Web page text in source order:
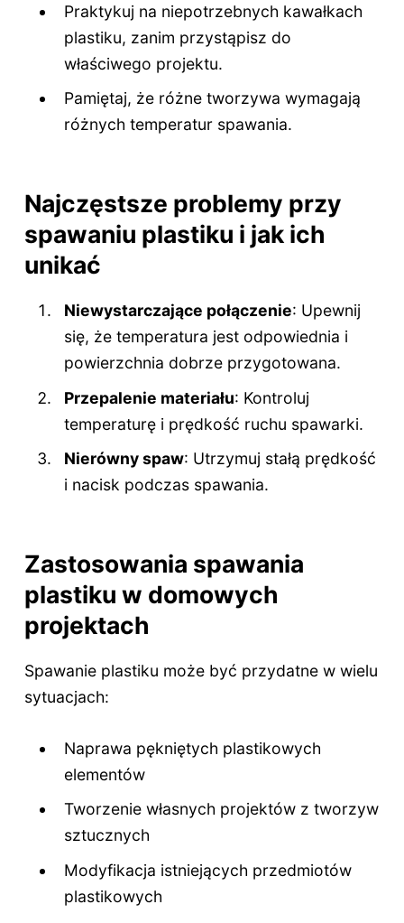
Praktykuj na niepotrzebnych kawałkach
plastiku, zanim przystąpisz do
właściwego projektu.
Pamiętaj, że różne tworzywa wymagają
różnych temperatur spawania.
Najczęstsze problemy przy
spawaniu plastiku i jak ich
unikać
Niewystarczające połączenie: Upewnij
się, że temperatura jest odpowiednia i
powierzchnia dobrze przygotowana.
Przepalenie materiału: Kontroluj
temperaturę i prędkość ruchu spawarki.
Nierówny spaw: Utrzymuj stałą prędkość
i nacisk podczas spawania.
Zastosowania spawania
plastiku w domowych
projektach
Spawanie plastiku może być przydatne w wielu
sytuacjach:
Naprawa pękniętych plastikowych
elementów
Tworzenie własnych projektów z tworzyw
sztucznych
Modyfikacja istniejących przedmiotów
plastikowych